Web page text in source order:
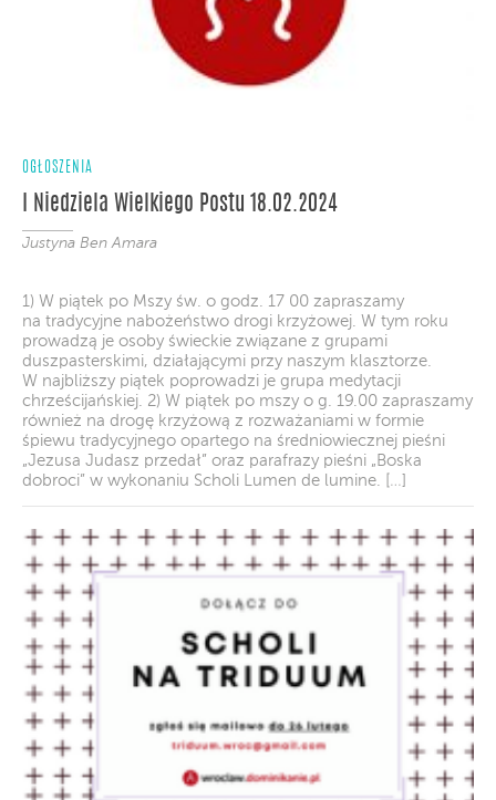
OGŁOSZENIA
I Niedziela Wielkiego Postu 18.02.2024
Justyna Ben Amara
1) W piątek po Mszy św. o godz. 17 00 zapraszamy
na tradycyjne nabożeństwo drogi krzyżowej. W tym roku
prowadzą je osoby świeckie związane z grupami
duszpasterskimi, działającymi przy naszym klasztorze.
W najbliższy piątek poprowadzi je grupa medytacji
chrześcijańskiej. 2) W piątek po mszy o g. 19.00 zapraszamy
również na drogę krzyżową z rozważaniami w formie
śpiewu tradycyjnego opartego na średniowiecznej pieśni
„Jezusa Judasz przedał” oraz parafrazy pieśni „Boska
dobroci” w wykonaniu Scholi Lumen de lumine. […]